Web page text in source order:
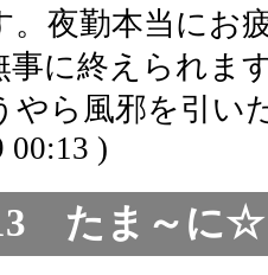
。夜勤本当にお
事に終えられ
やら風邪を引
00:13 )
たま～に